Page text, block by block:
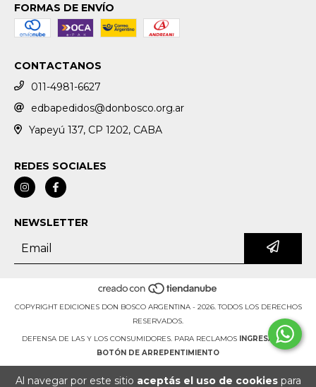
Al navegar por este sitio aceptás el uso de cookiespara
FORMAS DE ENVÍO
CONTACTANOS
011-4981-6627
edbapedidos@donbosco.org.ar
Yapeyú 137, CP 1202, CABA
REDES SOCIALES
NEWSLETTER
COPYRIGHT EDICIONES DON BOSCO ARGENTINA - 2026. TODOS LOS DERECHOS
RESERVADOS.
DEFENSA DE LAS Y LOS CONSUMIDORES. PARA RECLAMOS
INGRESÁ ACÁ.
BOTÓN DE ARREPENTIMIENTO